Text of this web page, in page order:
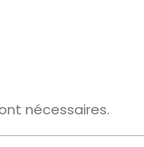
nécessaires.